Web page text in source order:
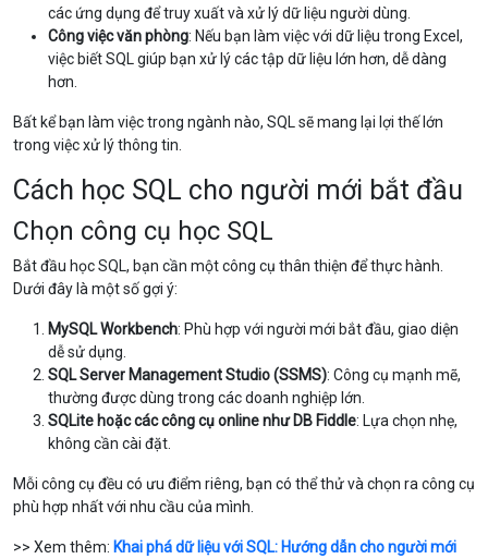
các ứng dụng để truy xuất và xử lý dữ liệu người dùng.
Công việc văn phòng: Nếu bạn làm việc với dữ liệu trong Excel,
việc biết SQL giúp bạn xử lý các tập dữ liệu lớn hơn, dễ dàng
hơn.
Bất kể bạn làm việc trong ngành nào, SQL sẽ mang lại lợi thế lớn
trong việc xử lý thông tin.
Cách học SQL cho người mới bắt đầu
Chọn công cụ học SQL
Bắt đầu học SQL, bạn cần một công cụ thân thiện để thực hành.
Dưới đây là một số gợi ý:
MySQL Workbench: Phù hợp với người mới bắt đầu, giao diện
dễ sử dụng.
SQL Server Management Studio (SSMS): Công cụ mạnh mẽ,
thường được dùng trong các doanh nghiệp lớn.
SQLite hoặc các công cụ online như DB Fiddle: Lựa chọn nhẹ,
không cần cài đặt.
Mỗi công cụ đều có ưu điểm riêng, bạn có thể thử và chọn ra công cụ
phù hợp nhất với nhu cầu của mình.
>> Xem thêm: Khai phá dữ liệu với SQL: Hướng dẫn cho người mới